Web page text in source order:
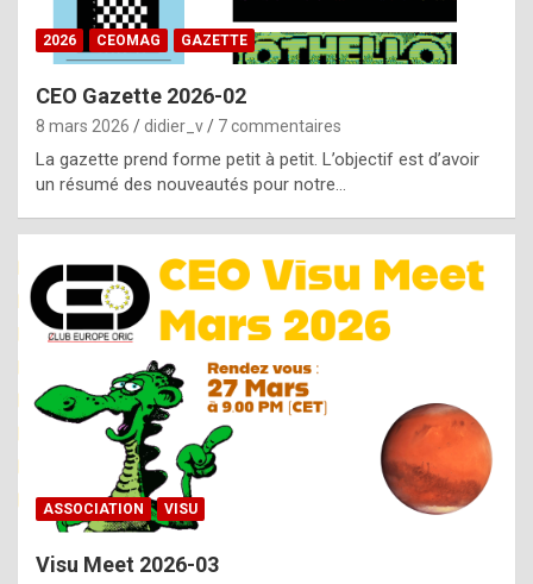
b
y
g
e
n
u
i
n
e
R
o
2026 CEOMAG GAZETTE
CEO Gazette 2026-02
8 mars 2026 didier_v 7 commentaires
La gazette prend forme petit à petit. L’objectif est d’avoir
un résumé des nouveautés pour notre…
ASSOCIATION VISU
Visu Meet 2026-03